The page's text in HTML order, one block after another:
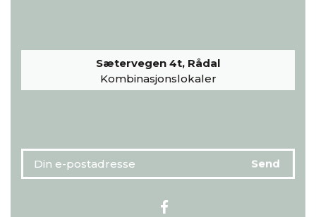
Sætervegen 4t, Rådal
Kombinasjonslokaler